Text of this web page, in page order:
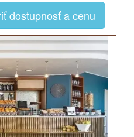
dostupnosť a cenu